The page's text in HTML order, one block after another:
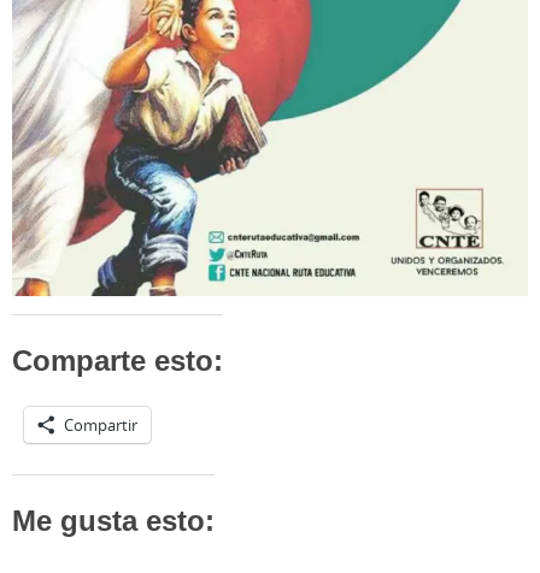
Comparte esto:
Compartir
Me gusta esto: